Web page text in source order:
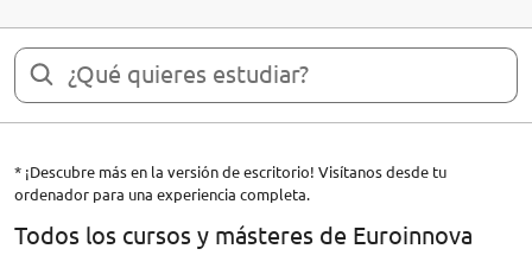
* ¡Descubre más en la versión de escritorio! Visítanos desde tu
ordenador para una experiencia completa.
Todos los cursos y másteres de Euroinnova